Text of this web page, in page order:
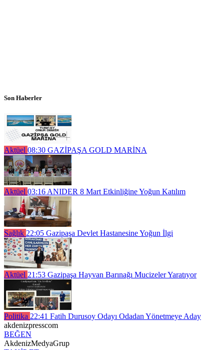
Son Haberler
Aktüel 08:30 GAZİPAŞA GOLD MARİNA
Aktüel 03:16 ANIDER 8 Mart Etkinliğine Yoğun Katılım
Sağlık 22:05 Gazipaşa Devlet Hastanesine Yoğun İlgi
Aktüel 21:53 Gazipaşa Hayvan Barınağı Mucizeler Yaratıyor
Politika 22:41 Fatih Durusoy Odayı Odadan Yönetmeye Aday
akdenizpresscom
BEĞEN
AkdenizMedyaGrup